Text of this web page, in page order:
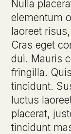
Nulla
elementum
laoreet
Cras eget
dui. Mauris
fringilla.
tincidunt.
luctus
placerat,
tincidunt